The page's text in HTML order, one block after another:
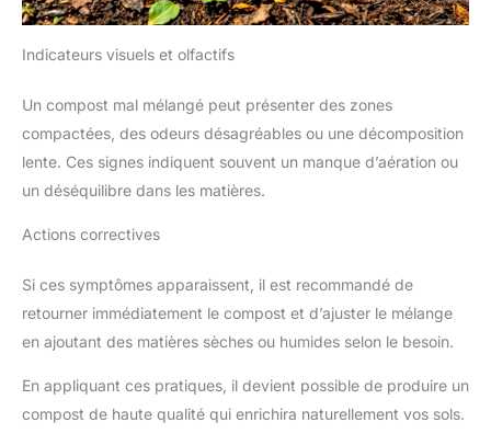
Indicateurs visuels et olfactifs
Un compost mal mélangé peut présenter des zones
compactées, des odeurs désagréables ou une décomposition
lente. Ces signes indiquent souvent un manque d’aération ou
un déséquilibre dans les matières.
Actions correctives
Si ces symptômes apparaissent, il est recommandé de
retourner immédiatement le compost et d’ajuster le mélange
en ajoutant des matières sèches ou humides selon le besoin.
En appliquant ces pratiques, il devient possible de produire un
compost de haute qualité qui enrichira naturellement vos sols.